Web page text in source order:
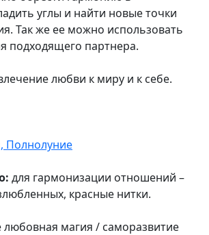
углы и найти новые точки
Так же ее можно использовать
подходящего партнера.
любви к миру и к себе.
Полнолуние
для гармонизации отношений –
красные нитки.
любовная магия / саморазвитие